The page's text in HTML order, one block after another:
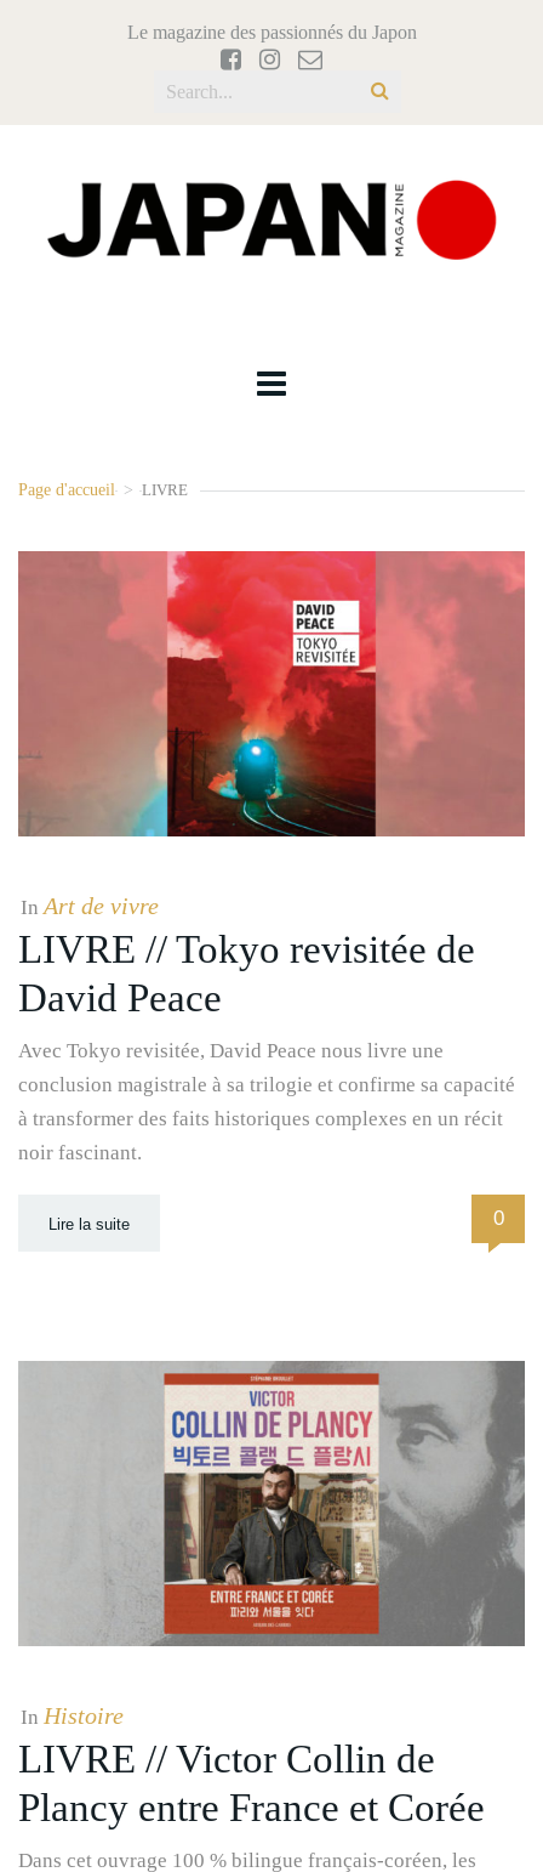
Le magazine des passionnés du Japon
Page d'accueil > LIVRE
InArt de vivre
LIVRE // Tokyo revisitée de
David Peace
Avec Tokyo revisitée, David Peace nous livre une
conclusion magistrale à sa trilogie et confirme sa capacité
à transformer des faits historiques complexes en un récit
noir fascinant.
Lire la suite 0
In Histoire
LIVRE // Victor Collin de
Plancy entre France et Corée
Dans cet ouvrage 100 % bilingue français-coréen, les